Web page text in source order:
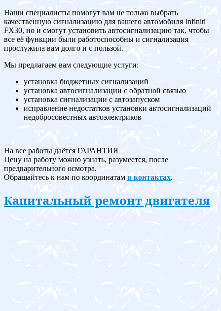
Наши специалисты помогут вам не только выбрать
качественную сигнализацию для вашего автомобиля Infiniti
FX30, но и смогут установить автосигнализацию так, чтобы
все её функции были работоспособны и сигнализация
прослужила вам долго и с пользой.
Мы предлагаем вам следующие услуги:
установка бюджетных сигнализаций
установка автосигнализации с обратной связью
установка сигнализации с автозапуском
исправление недостатков установки автосигнализаций
недобросовестных автоэлектриков
На все работы даётся ГАРАНТИЯ
Цену на работу можно узнать, разумеется, после
предварительного осмотра.
Обращайтесь к нам по координатам в контактах.
Капитальный ремонт двигателя